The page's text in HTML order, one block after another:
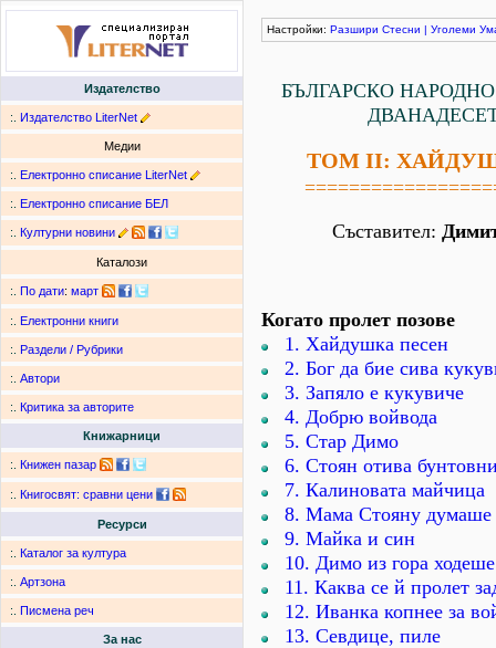
Издателство
:. Издателство LiterNet
Медии
:. Електронно списание LiterNet
:. Електронно списание БЕЛ
:. Културни новини
Каталози
:. По дати: март
:. Електронни книги
:. Раздели / Рубрики
:. Автори
:. Критика за авторите
Книжарници
:. Книжен пазар
:. Книгосвят: сравни цени
Ресурси
:. Каталог за култура
:. Артзона
:. Писмена реч
За нас
Настройки: Разшири Стесни | Уголеми
БЪЛГАРСКО
ТОМ ІІ:
Съставител:
Когато пролет позове
1. Хайдушка песен
2. Бог да бие сива
3. Запяло е кукувиче
4. Добрю войвода
5. Стар Димо
6. Стоян отива
7. Калиновата майчица
8. Мама Стояну думаше
9. Майка и син
10. Димо из гора ходеше
11. Каква се й пролет
12. Иванка копнее за
13. Севдице, пиле